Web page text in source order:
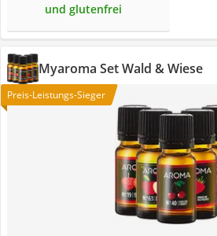
und glutenfrei
Myaroma Set Wald & Wiese
Preis-Leistungs-Sieger